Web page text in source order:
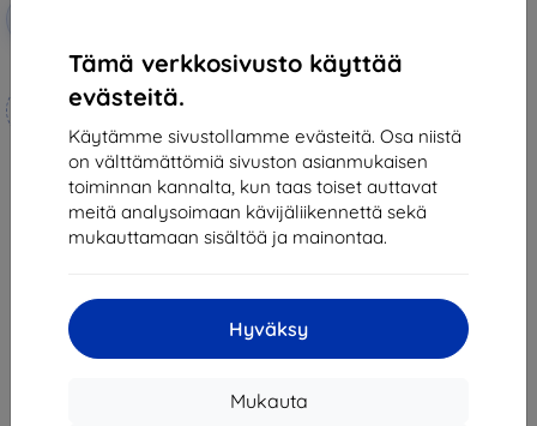
Tämä verkkosivusto käyttää
evästeitä.
Käytämme sivustollamme evästeitä. Osa niistä
on välttämättömiä sivuston asianmukaisen
toiminnan kannalta, kun taas toiset auttavat
meitä analysoimaan kävijäliikennettä sekä
mukauttamaan sisältöä ja mainontaa.
Hyväksy
Mukauta
3mk Hammer protective film
Mittojen mukaan
21,90 €
19,70 €
Varastossa 4 kpl
yhteensä5.